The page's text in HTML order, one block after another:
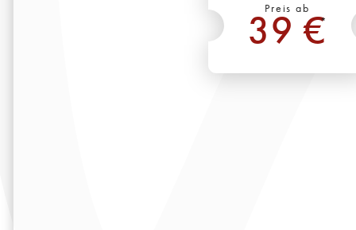
Preis ab
39 €
*